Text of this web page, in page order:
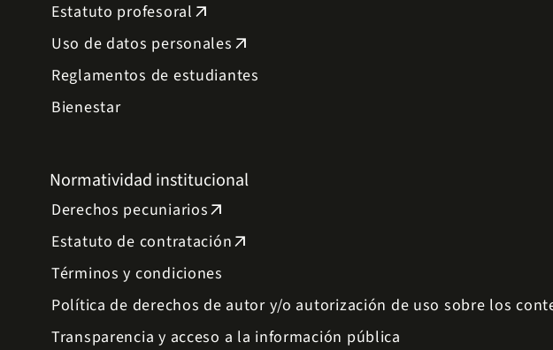
Estatuto profesoral arrow_outward
Uso de datos personales arrow_outward
Reglamentos de estudiantes
Bienestar
Normatividad institucional
Derechos pecuniariosarrow_outward
Estatuto de contrataciónarrow_outward
Términos y condiciones
Política de derechos de autor y/o autorización de uso sobre los
Transparencia y acceso a la información pública